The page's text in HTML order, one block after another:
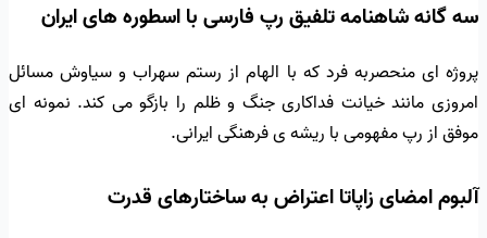
سه گانه شاهنامه تلفیق رپ فارسی با اسطوره های ایران
پروژه ای منحصربه فرد که با الهام از رستم سهراب و سیاوش مسائل
امروزی مانند خیانت فداکاری جنگ و ظلم را بازگو می کند. نمونه ای
موفق از رپ مفهومی با ریشه ی فرهنگی ایرانی.
آلبوم امضای زاپاتا اعتراض به ساختارهای قدرت